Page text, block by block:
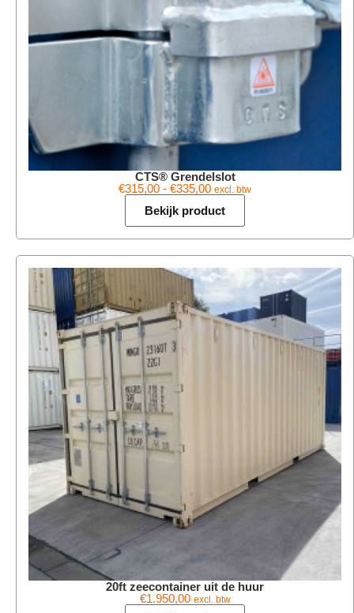
CTS® Grendelslot
€315,00 - €335,00 excl. btw
Bekijk product
20ft zeecontainer uit de huur
€1.950,00 excl. btw